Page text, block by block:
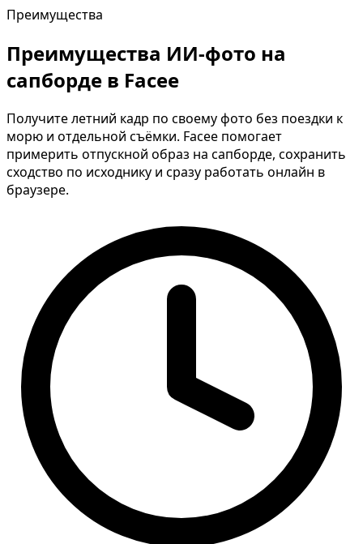
Преимущества
Преимущества ИИ-фото на
сапборде в Facee
Получите летний кадр по своему фото без поездки к
морю и отдельной съёмки. Facee помогает
примерить отпускной образ на сапборде, сохранить
сходство по исходнику и сразу работать онлайн в
браузере.